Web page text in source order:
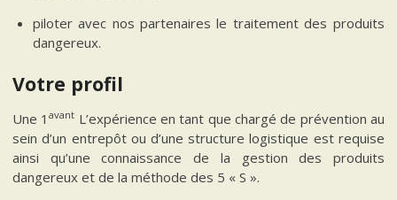
piloter avec nos partenaires le traitement des produits
dangereux.
Votre profil
Une 1avant L’expérience en tant que chargé de prévention au
sein d’un entrepôt ou d’une structure logistique est requise
ainsi qu’une connaissance de la gestion des produits
dangereux et de la méthode des 5 « S ».